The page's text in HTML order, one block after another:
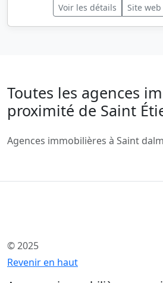
Voir les détails Site
Toutes les agences
proximité de Saint
Agences immobilières à Saint
© 2025
Revenir en haut